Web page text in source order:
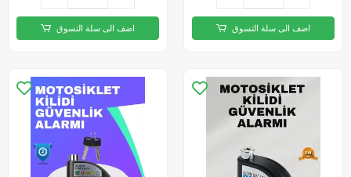
اضف الى سلة التسوق اضف الى سلة التسوق